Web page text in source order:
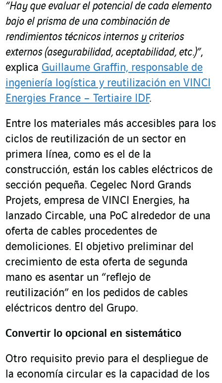
“Hay que evaluar el potencial de cada elemento
bajo el prisma de una combinación de
rendimientos técnicos internos y criterios
externos (asegurabilidad, aceptabilidad, etc.)”,
explica Guillaume Graffin, responsable de
ingeniería logística y reutilización en VINCI
Energies France – Tertiaire IDF.
Entre los materiales más accesibles para los
ciclos de reutilización de un sector en
primera línea, como es el de la
construcción, están los cables eléctricos de
sección pequeña. Cegelec Nord Grands
Projets, empresa de VINCI Energies, ha
lanzado Circable, una PoC alrededor de una
oferta de cables procedentes de
demoliciones. El objetivo preliminar del
crecimiento de esta oferta de segunda
mano es asentar un “reflejo de
reutilización” en los pedidos de cables
eléctricos dentro del Grupo.
Convertir lo opcional en sistemático
Otro requisito previo para el despliegue de
la economía circular es la capacidad de los